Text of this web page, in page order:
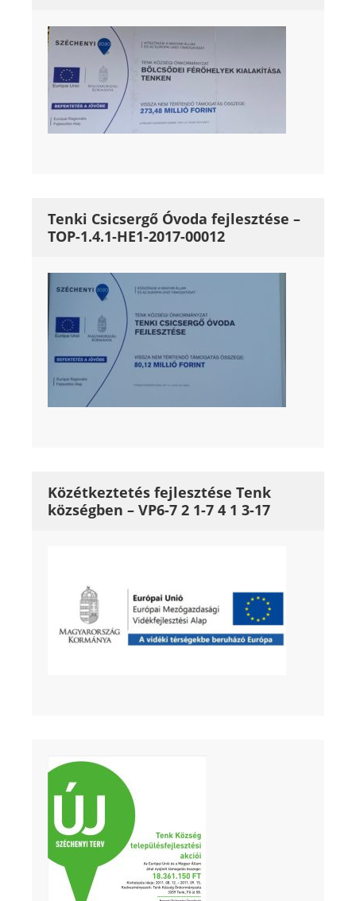
Tenki Csicsergő Óvoda fejlesztése –
TOP-1.4.1-HE1-2017-00012
Közétkeztetés fejlesztése Tenk
községben – VP6-7 2 1-7 4 1 3-17